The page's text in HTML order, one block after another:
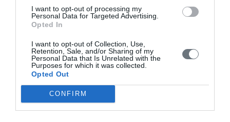
I want to opt-out of processing my
Personal Data for Targeted Advertising.
Opted In
I want to opt-out of Collection, Use,
Retention, Sale, and/or Sharing of my
Personal Data that Is Unrelated with the
Purposes for which it was collected.
Opted Out
CONFIRM
MEHR ANSEHEN